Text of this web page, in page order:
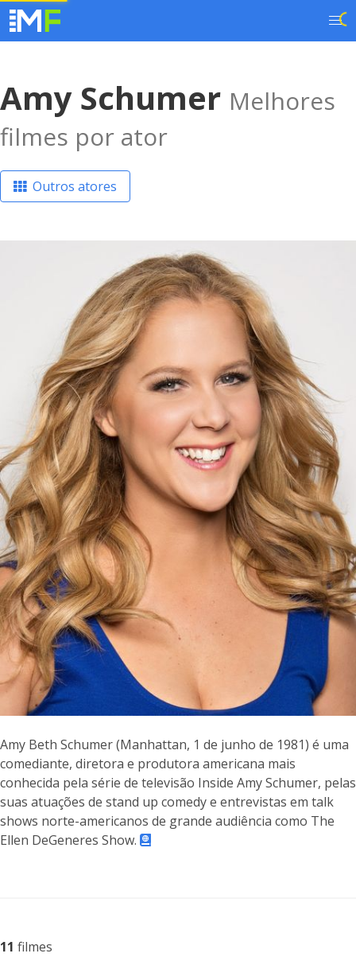
Amy Schumer Melhores
filmes por ator
Outros atores
Amy Beth Schumer (Manhattan, 1 de junho de 1981) é uma
comediante, diretora e produtora americana mais
conhecida pela série de televisão Inside Amy Schumer, pelas
suas atuações de stand up comedy e entrevistas em talk
shows norte-americanos de grande audiência como The
Ellen DeGeneres Show.
11 filmes